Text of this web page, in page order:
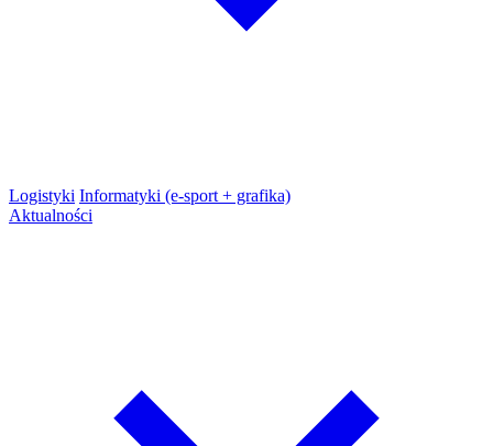
Logistyki Informatyki (e-sport + grafika)
Aktualności